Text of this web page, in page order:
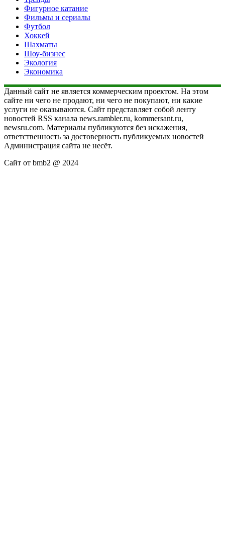
Фигурное катание
Фильмы и сериалы
Футбол
Хоккей
Шахматы
Шоу-бизнес
Экология
Экономика
Данный сайт не является коммерческим проектом. На этом
сайте ни чего не продают, ни чего не покупают, ни какие
услуги не оказываются. Сайт представляет собой ленту
новостей RSS канала news.rambler.ru, kommersant.ru,
newsru.com. Материалы публикуются без искажения,
ответственность за достоверность публикуемых новостей
Администрация сайта не несёт.
Сайт от bmb2 @ 2024